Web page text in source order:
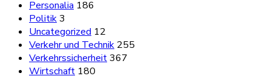
Personalia 186
Politik3
Uncategorized 12
Verkehr und Technik 255
Verkehrssicherheit367
Wirtschaft 180